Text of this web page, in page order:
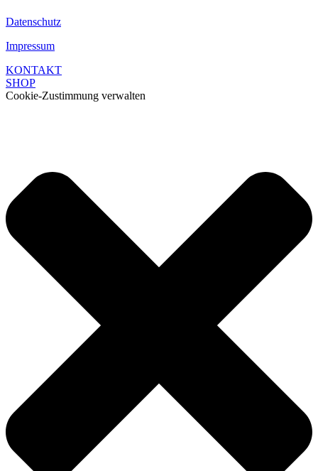
Datenschutz
Impressum
KONTAKT
SHOP
Cookie-Zustimmung verwalten